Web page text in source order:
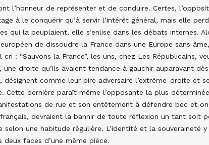
l’honneur de représenter et de conduire. Certes,
à le conquérir qu’à servir l’intérêt général, mais elle
qui la peuplaient, elle s’enlise dans les débats internes.
de dissoudre la France dans une Europe sans
cri : “Sauvons la France”, les uns, chez Les Républicains,
une droite qu’ils avaient tendance à gauchir auparavant
désignent comme leur pire adversaire l’extrême-droite et
Cette dernière paraît même l’opposante la plus
de rue et son entêtement à défendre bec et
devraient la bannir de toute réflexion un tant soit
selon une habitude régulière. L’identité et la souveraineté
deux faces d’une même pièce.